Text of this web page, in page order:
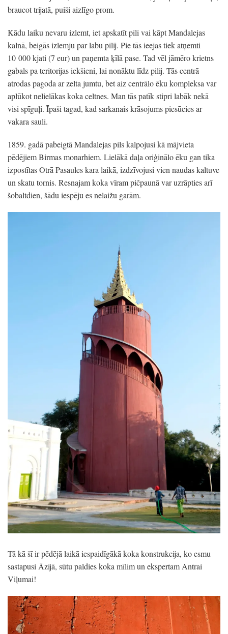
braucot trijatā, puiši aizlīgo prom.
Kādu laiku nevaru izlemt, iet apskatīt pili vai kāpt Mandalejas
kalnā, beigās izlemju par labu pilij. Pie tās ieejas tiek atņemti
10 000 kjati (7 eur) un paņemta ķīlā pase. Tad vēl jāmēro krietns
gabals pa teritorijas iekšieni, lai nonāktu līdz pilij. Tās centrā
atrodas pagoda ar zelta jumtu, bet aiz centrālo ēku kompleksa var
aplūkot nelielākas koka celtnes. Man tās patīk stipri labāk nekā
visi spīguļi. Īpaši tagad, kad sarkanais krāsojums piesūcies ar
vakara sauli.
1859. gadā pabeigtā Mandalejas pils kalpojusi kā mājvieta
pēdējiem Birmas monarhiem. Lielākā daļa oriģinālo ēku gan tika
izpostītas Otrā Pasaules kara laikā, izdzīvojusi vien naudas kaltuve
un skatu tornis. Resnajam koka vīram pičpaunā var uzrāpties arī
šobaltdien, šādu iespēju es nelaižu garām.
Tā kā šī ir pēdējā laikā iespaidīgākā koka konstrukcija, ko esmu
sastapusi Āzijā, sūtu paldies koka mīlim un ekspertam Antrai
Viļumai!